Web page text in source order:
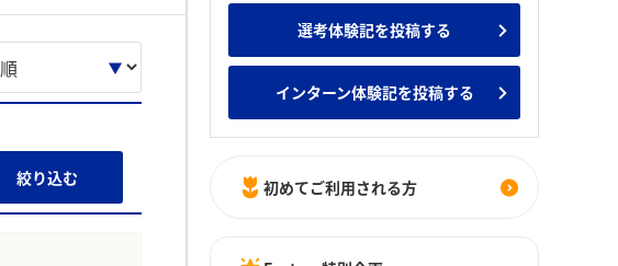
みんなの新卒就職人気企業ランキング みんなのインターン人気企業ランキ
絞り込む
選考体験記を投稿する
インターン体験記を投稿する
初めてご利用される方